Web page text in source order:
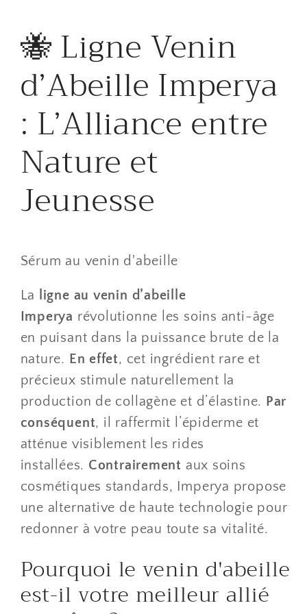
​🐝 Ligne Venin
d’Abeille Imperya
: L’Alliance entre
Nature et
Jeunesse
Sérum au venin d'abeille
​La ligne au venin d’abeille
Imperya révolutionne les soins anti-âge
en puisant dans la puissance brute de la
nature. En effet, cet ingrédient rare et
précieux stimule naturellement la
production de collagène et d’élastine. Par
conséquent, il raffermit l’épiderme et
atténue visiblement les rides
installées. Contrairement aux soins
cosmétiques standards, Imperya propose
une alternative de haute technologie pour
redonner à votre peau toute sa vitalité.
​Pourquoi le venin d'abeille
est-il votre meilleur allié